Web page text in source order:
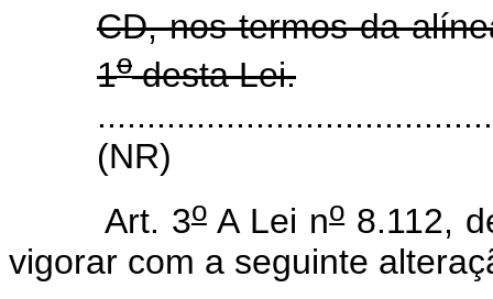
CD, nos termos da
1odesta Lei.
(NR)
Art. 3oA Lei no8.112,
vigorar com a seguinte